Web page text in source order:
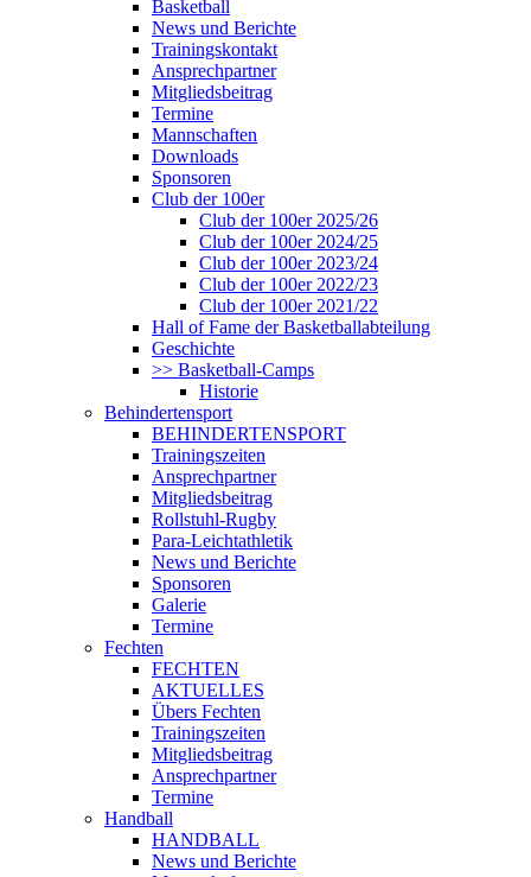
Basketball
News und Berichte
Trainingskontakt
Ansprechpartner
Mitgliedsbeitrag
Termine
Mannschaften
Downloads
Sponsoren
Club der 100er
Club der 100er 2025/26
Club der 100er 2024/25
Club der 100er 2023/24
Club der 100er 2022/23
Club der 100er 2021/22
Hall of Fame der Basketballabteilung
Geschichte
>> Basketball-Camps
Historie
Behindertensport
BEHINDERTENSPORT
Trainingszeiten
Ansprechpartner
Mitgliedsbeitrag
Rollstuhl-Rugby
Para-Leichtathletik
News und Berichte
Sponsoren
Galerie
Termine
Fechten
FECHTEN
AKTUELLES
Übers Fechten
Trainingszeiten
Mitgliedsbeitrag
Ansprechpartner
Termine
Handball
HANDBALL
News und Berichte